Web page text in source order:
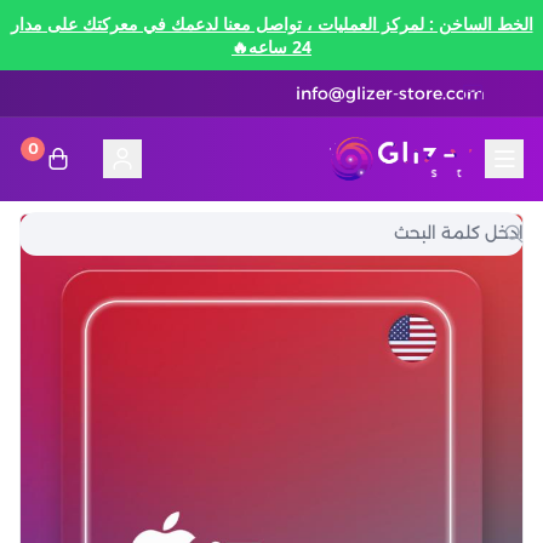
الخط الساخن : لمركز العمليات ، تواصل معنا لدعمك في معركتك على مدار
24 ساعه🔥
info@glizer-store.com
قلايزر ستور | Glizer Store
المدونة
تقسيط
تقسيط
منصات الألعاب
0